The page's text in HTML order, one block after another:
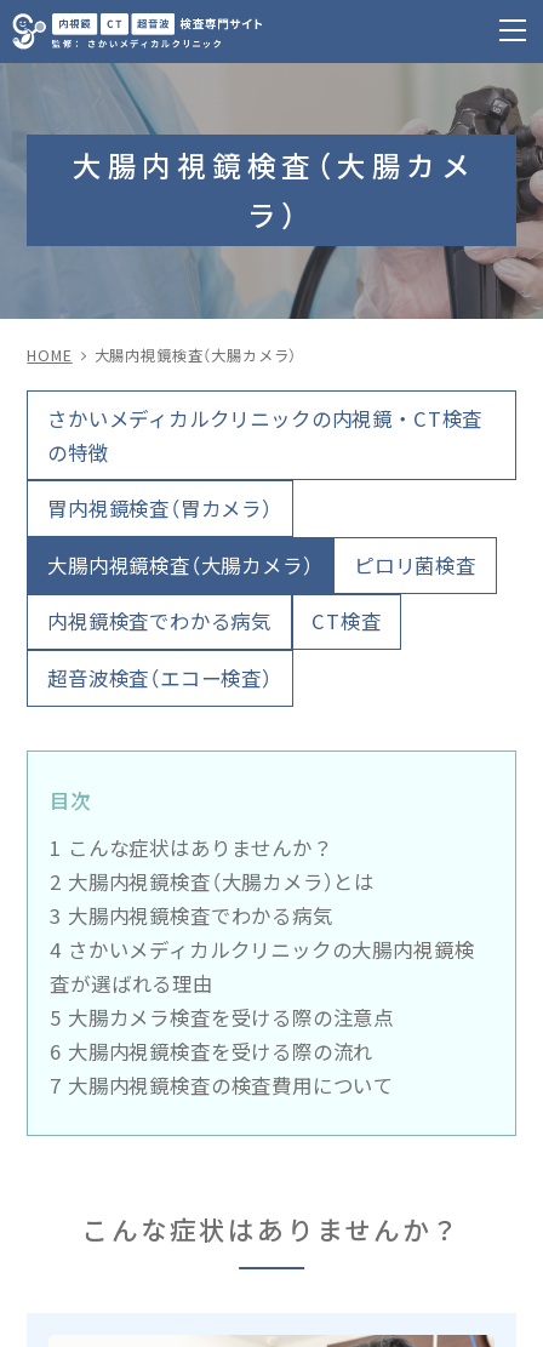
大腸内視鏡検査（大腸カメ
ラ）
HOME 大腸内視鏡検査（大腸カメラ）
さかいメディカルクリニックの内視鏡・CT検査
の特徴
胃内視鏡検査（胃カメラ）
大腸内視鏡検査（大腸カメラ）
ピロリ菌検査
内視鏡検査でわかる病気
CT検査
超音波検査（エコー検査）
目次
1 こんな症状はありませんか？
2 大腸内視鏡検査（大腸カメラ）とは
3 大腸内視鏡検査でわかる病気
4 さかいメディカルクリニックの大腸内視鏡検
査が選ばれる理由
5 大腸カメラ検査を受ける際の注意点
6 大腸内視鏡検査を受ける際の流れ
7 大腸内視鏡検査の検査費用について
こんな症状はありませんか？